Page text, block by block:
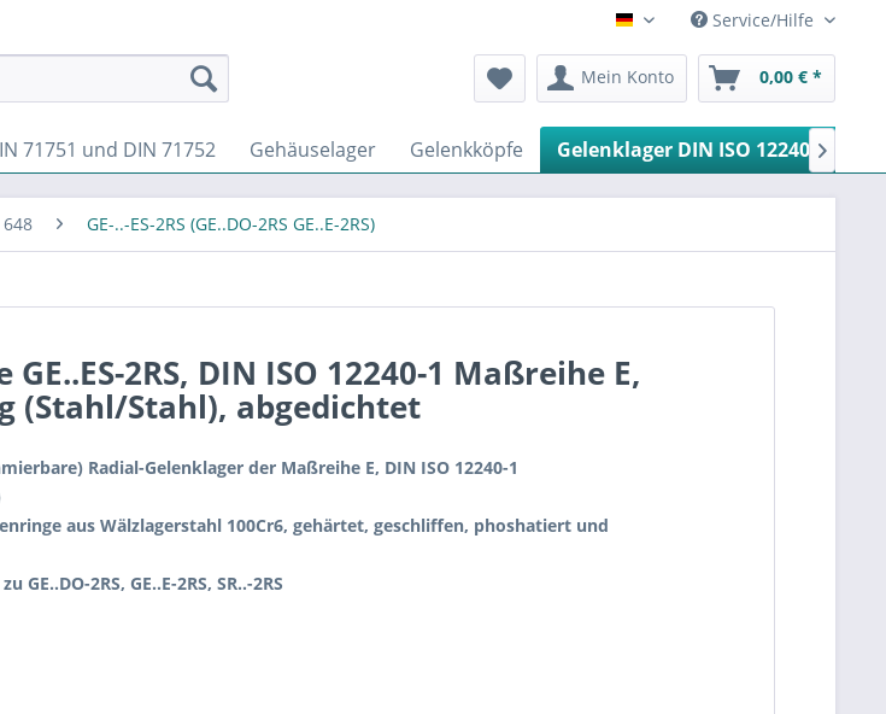
Deutsch Service/Hilfe
Mein Konto 0,00 € *
71751 und DIN 71752 Gehäuselager Gelenkköpfe Gelenklager DIN ISO 12240-1

GE-..-ES-2RS (GE..DO-2RS GE..E-2RS)
2RS, DIN ISO 12240-1 Maßreihe E,
(Stahl/Stahl), abgedichtet
Radial-Gelenklager der Maßreihe E, DIN ISO 12240-1
aus Wälzlagerstahl 100Cr6, gehärtet, geschliffen, phoshatiert und
2RS, GE..E-2RS, SR..-2RS